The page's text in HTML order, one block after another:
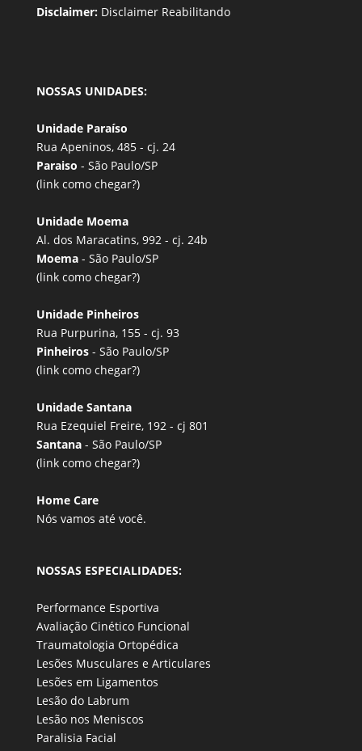
Disclaimer: Disclaimer Reabilitando
NOSSAS UNIDADES:
Unidade Paraíso
Rua Apeninos, 485 - cj. 24
Paraiso - São Paulo/SP
(link como chegar?)
Unidade Moema
Al. dos Maracatins, 992 - cj. 24b
Moema - São Paulo/SP
(link como chegar?)
Unidade Pinheiros
Rua Purpurina, 155 - cj. 93
Pinheiros - São Paulo/SP
(link como chegar?)
Unidade Santana
Rua Ezequiel Freire, 192 - cj 801
Santana - São Paulo/SP
(link como chegar?)
Home Care
Nós vamos até você.
NOSSAS ESPECIALIDADES:
Performance Esportiva
Avaliação Cinético Funcional
Traumatologia Ortopédica
Lesões Musculares e Articulares
Lesões em Ligamentos
Lesão do Labrum
Lesão nos Meniscos
Paralisia Facial